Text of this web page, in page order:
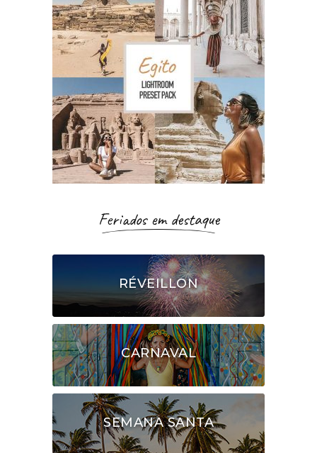
Feriados em destaque
RÉVEILLON
CARNAVAL
SEMANA SANTA